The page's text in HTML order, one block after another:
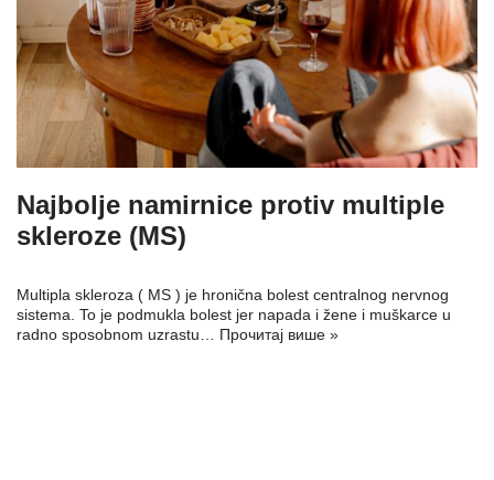
Najbolje namirnice protiv multiple
skleroze (MS)
Multipla skleroza ( MS ) je hronična bolest centralnog nervnog
sistema. To je podmukla bolest jer napada i žene i muškarce u
radno sposobnom uzrastu… Прочитај више »